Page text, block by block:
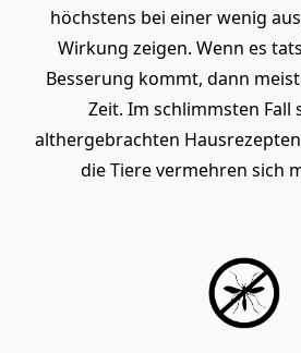
höchstens bei einer wenig
Wirkung zeigen. Wenn es
Besserung kommt, dann
Zeit. Im schlimmsten Fall
althergebrachten
die Tiere vermehren sich